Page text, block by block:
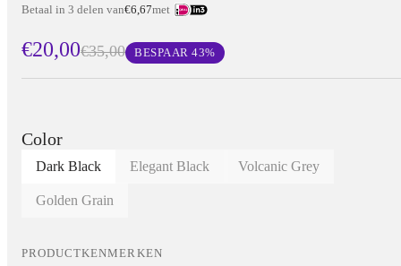
Betaal in 3 delen van€6,67met
€20,00€35,00 BESPAAR43%
Color
Dark Black Elegant Black Volcanic Grey
Golden Grain
PRODUCTKENMERKEN